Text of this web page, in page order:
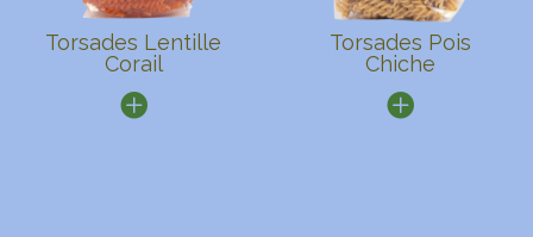
Torsades Lentille
Corail
Torsades Pois
Chiche